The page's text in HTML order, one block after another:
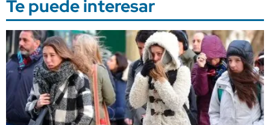
Te puede interesar